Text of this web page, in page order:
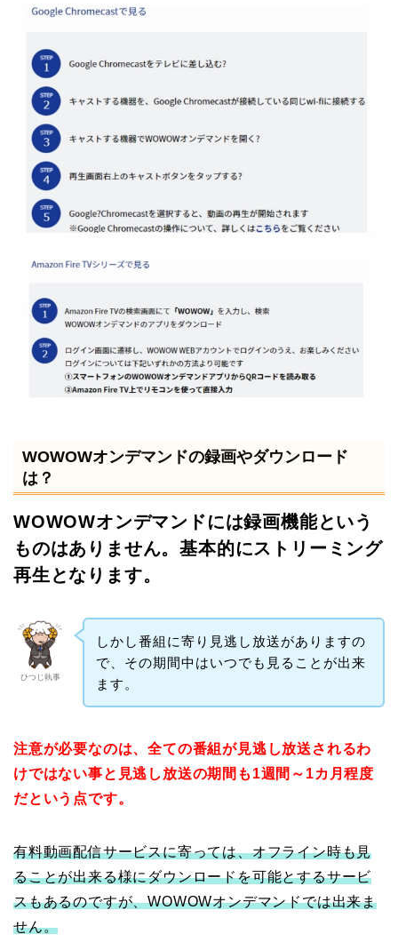
WOWOWオンデマンドの録画やダウンロード
は？
WOWOWオンデマンドには録画機能という
ものはありません。基本的にストリーミング
再生となります。
ひつじ執事
しかし番組に寄り見逃し放送がありますの
で、その期間中はいつでも見ることが出来
ます。
注意が必要なのは、全ての番組が見逃し放送されるわ
けではない事と見逃し放送の期間も1週間～1カ月程度
だという点です。
有料動画配信サービスに寄っては、オフライン時も見
ることが出来る様にダウンロードを可能とするサービ
スもあるのですが、WOWOWオンデマンドでは出来ま
せん。